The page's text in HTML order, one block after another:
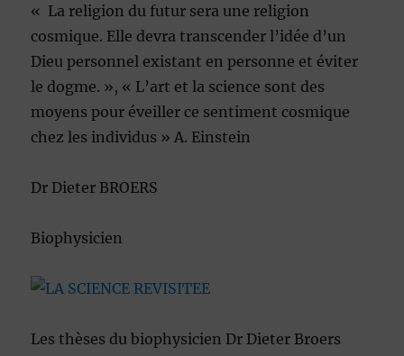
« La religion du futur sera une religion
cosmique. Elle devra transcender l’idée d’un
Dieu personnel existant en personne et éviter
le dogme. », « L’art et la science sont des
moyens pour éveiller ce sentiment cosmique
chez les individus » A. Einstein
Dr Dieter BROERS
Biophysicien
Les thèses du biophysicien Dr Dieter Broers